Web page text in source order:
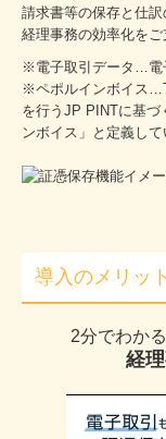
請求書等の保存と仕訳
経理事務の効率化をご
※電子取引データ…電
※ペポルインボイス
を行うJP PINTに基づ
ンボイス」と定義して
導入のメリッ
2分でわか
経